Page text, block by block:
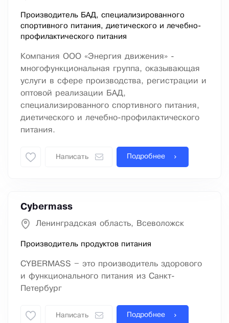
Производитель БАД, специализированного
спортивного питания, диетического и лечебно-
профилактического питания
Компания ООО «Энергия движения» -
многофункциональная группа, оказывающая
услуги в сфере производства, регистрации и
оптовой реализации БАД,
специализированного спортивного питания,
диетического и лечебно-профилактического
питания.
Написать Подробнее
Cybermass
Ленинградская область, Всеволожск
Производитель продуктов питания
CYBERMASS – это производитель здорового
и функционального питания из Санкт-
Петербург
Написать Подробнее